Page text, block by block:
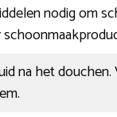
nodig om
na het